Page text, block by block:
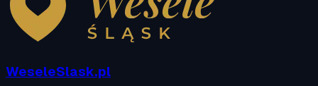
WeseleSlask.pl